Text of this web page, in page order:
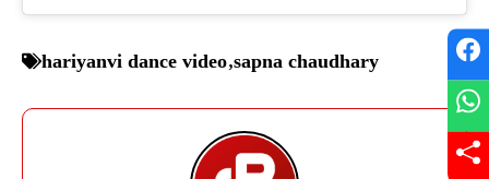
hariyanvi dance video,sapna chaudhary